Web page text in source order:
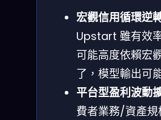
宏觀信用循環逆
Upstart 雖有效
可能高度依賴宏
了，模型輸出可
平台型盈利波動
費者業務/資產